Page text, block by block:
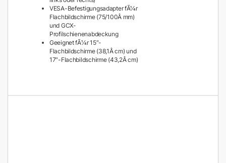
VESA-Befestigungsadapter fÃ¼r
Flachbildschirme (75/100Â mm)
und GCX-
Profilschienenabdeckung
Geeignet fÃ¼r 15″-
Flachbildschirme (38,1Â cm) und
17″-Flachbildschirme (43,2Â cm)